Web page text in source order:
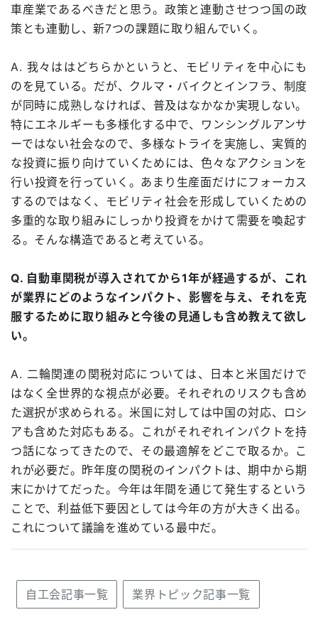
車産業であるべきだと思う。政策と連動させつつ国の政
策とも連動し、新7つの課題に取り組んでいく。
A. 我々ははどちらかというと、モビリティを中心にも
のを見ている。だが、クルマ・バイクとインフラ、制度
が同時に成熟しなければ、普及はなかなか実現しない。
特にエネルギーも多様化する中で、ワンシングルアンサ
ーではない社会なので、多様なトライを実施し、実質的
な投資に振り向けていくためには、色々なアクションを
行い投資を行っていく。あまり生産面だけにフォーカス
するのではなく、モビリティ社会を形成していくための
多重的な取り組みにしっかり投資をかけて需要を喚起す
る。そんな構造であると考えている。
Q. 自動車関税が導入されてから1年が経過するが、これ
が業界にどのようなインパクト、影響を与え、それを克
服するために取り組みと今後の見通しも含め教えて欲し
い。
A. 二輪関連の関税対応については、日本と米国だけで
はなく全世界的な視点が必要。それぞれのリスクも含め
た選択が求められる。米国に対しては中国の対応、ロシ
アも含めた対応もある。これがそれぞれインパクトを持
つ話になってきたので、その最適解をどこで取るか。こ
れが必要だ。昨年度の関税のインパクトは、期中から期
末にかけてだった。今年は年間を通じて発生するという
ことで、利益低下要因としては今年の方が大きく出る。
これについて議論を進めている最中だ。
自工会記事一覧 業界トピック記事一覧